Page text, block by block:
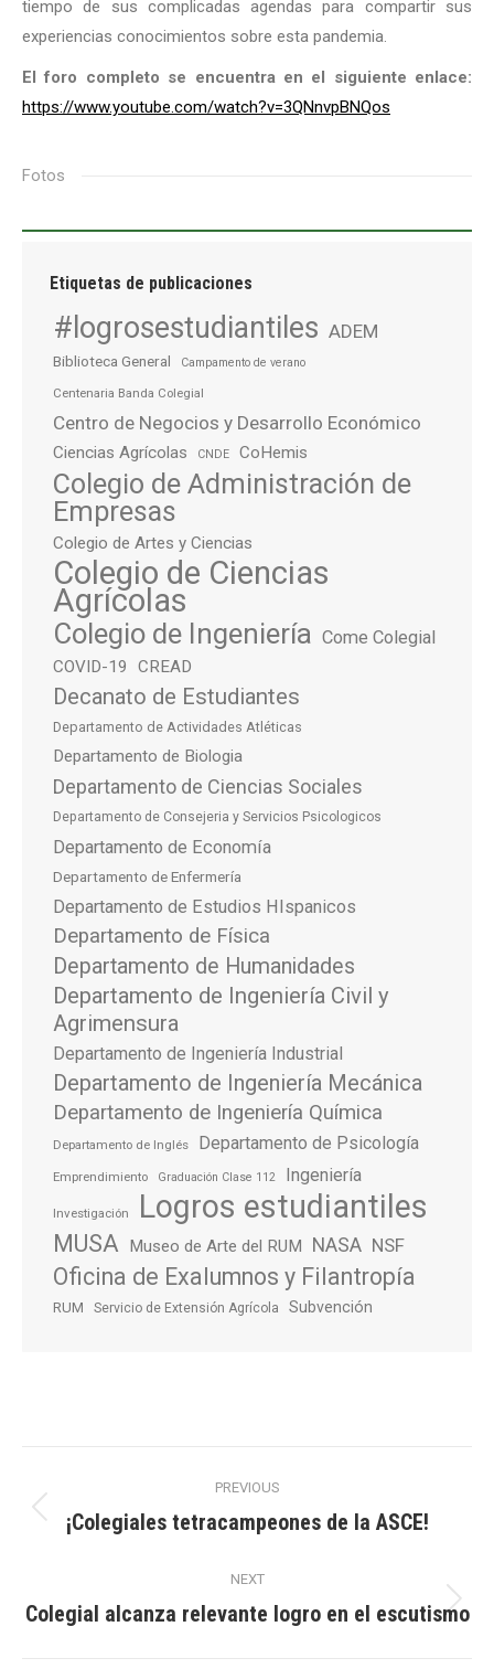
tiempo de sus complicadas agendas para compartir sus
experiencias conocimientos sobre esta pandemia.
El foro completo se encuentra en el siguiente enlace:
https://www.youtube.com/watch?v=3QNnvpBNQos
Fotos
Etiquetas de publicaciones
#logrosestudiantiles ADEM
Biblioteca General Campamento de verano
Centenaria Banda Colegial
Centro de Negocios y Desarrollo Económico
Ciencias Agrícolas CNDE CoHemis
Colegio de Administración de
Empresas
Colegio de Artes y Ciencias
Colegio de Ciencias
Agrícolas
Colegio de Ingeniería Come Colegial
COVID-19 CREAD
Decanato de Estudiantes
Departamento de Actividades Atléticas
Departamento de Biologia
Departamento de Ciencias Sociales
Departamento de Consejeria y Servicios Psicologicos
Departamento de Economía
Departamento de Enfermería
Departamento de Estudios HIspanicos
Departamento de Física
Departamento de Humanidades
Departamento de Ingeniería Civil y
Agrimensura
Departamento de Ingeniería Industrial
Departamento de Ingeniería Mecánica
Departamento de Ingeniería Química
Departamento de Inglés Departamento de Psicología
Emprendimiento Graduación Clase 112 Ingeniería
Investigación Logros estudiantiles
MUSA Museo de Arte del RUM NASA NSF
Oficina de Exalumnos y Filantropía
RUM Servicio de Extensión Agrícola Subvención
navigation
PREVIOUS
Previous
¡Colegiales tetracampeones de la ASCE!
NEXT
Next
Colegial alcanza relevante logro en el escutismo